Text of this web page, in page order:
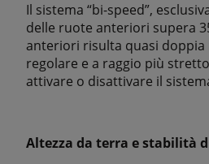
Il sistema “bi-speed”,
delle ruote anteriori supera
anteriori risulta quasi
regolare e a raggio più
attivare o disattivare il
Altezza da terra e stabilità